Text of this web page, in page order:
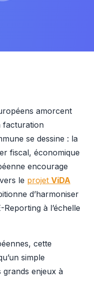
amorcent
facturation
se dessine : la
fiscal, économique
encourage
le projet ViDA
d’harmoniser
à l’échelle
cette
simple
grands enjeux à